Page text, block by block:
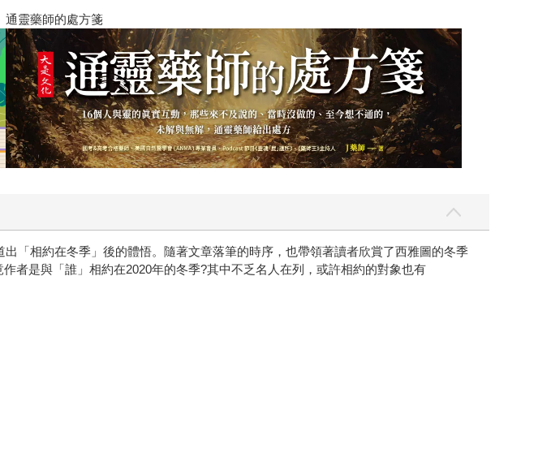
通靈藥師的處方箋
「相約在冬季」後的體悟。隨著文章落筆的時序，也帶領著讀者欣賞了西雅圖的冬季
者是與「誰」相約在2020年的冬季?其中不乏名人在列，或許相約的對象也有